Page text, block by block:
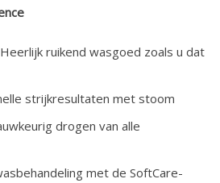
ruikend wasgoed zoals u dat
strijkresultaten met stoom
drogen van alle
met de SoftCare-